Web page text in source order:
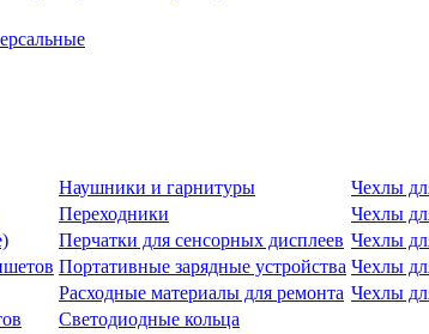
Наушники и гарнитуры
Чехлы
Переходники
Чехлы
Перчатки для сенсорных дисплеев Чехлы
Портативные зарядные устройства Чехлы
Расходные материалы для ремонта Чехлы
Светодиодные кольца